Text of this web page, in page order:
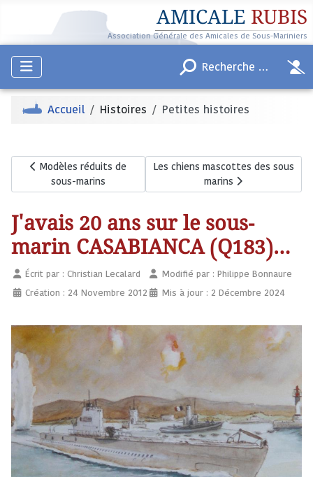
AMICALE RUBIS
Association Générale des Amicales de Sous-Mariniers
Accueil Histoires Petites histoires
Article précédent : Modèles réduits de sous-marins
Modèles réduits de
sous-marins
Article suivant : Les chiens
Les chiens mascottes des sous
marins
J'avais 20 ans sur le sous-
marin CASABIANCA (Q183)…
Écrit par :Christian Lecalard
Création : 24 Novembre 2012
Modifié par : Philippe Bonnaure
Mis à jour : 2 Décembre 2024